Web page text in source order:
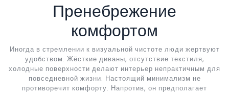
Пренебрежение
комфортом
Иногда в стремлении к визуальной чистоте люди жертвуют
удобством. Жёсткие диваны, отсутствие текстиля,
холодные поверхности делают интерьер непрактичным для
повседневной жизни. Настоящий минимализм не
противоречит комфорту. Напротив, он предполагает